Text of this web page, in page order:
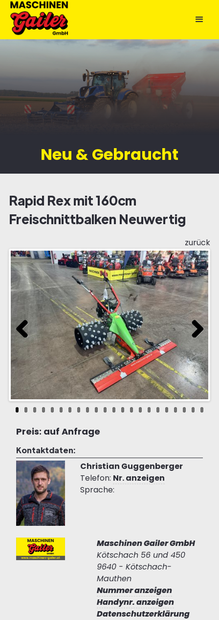
Neu & Gebraucht
Rapid Rex mit 160cm
Freischnittbalken Neuwertig
zurück
Previous Next
Preis: auf Anfrage
Kontaktdaten:
Christian Guggenberger
Telefon: Nr. anzeigen
Sprache:
Maschinen Gailer GmbH
Kötschach 56 und 450
9640 - Kötschach-
Mauthen
Nummer anzeigen
Handynr. anzeigen
Datenschutzerklärung